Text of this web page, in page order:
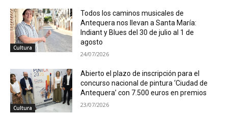
Cultura
Todos los caminos musicales de
Antequera nos llevan a Santa María:
Indiant y Blues del 30 de julio al 1 de
agosto
24/07/2026
Cultura
Abierto el plazo de inscripción para el
concurso nacional de pintura ‘Ciudad de
Antequera’ con 7.500 euros en premios
23/07/2026